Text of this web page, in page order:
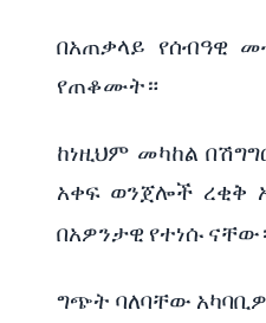
በአጠቃላይ የሰብዓዊ
የጠቆሙት።
ከነዚህም መካከል
አቀፍ ወንጀሎች ረቂቅ
በአዎንታዊ የተነሱ
ግጭት ባለባቸው